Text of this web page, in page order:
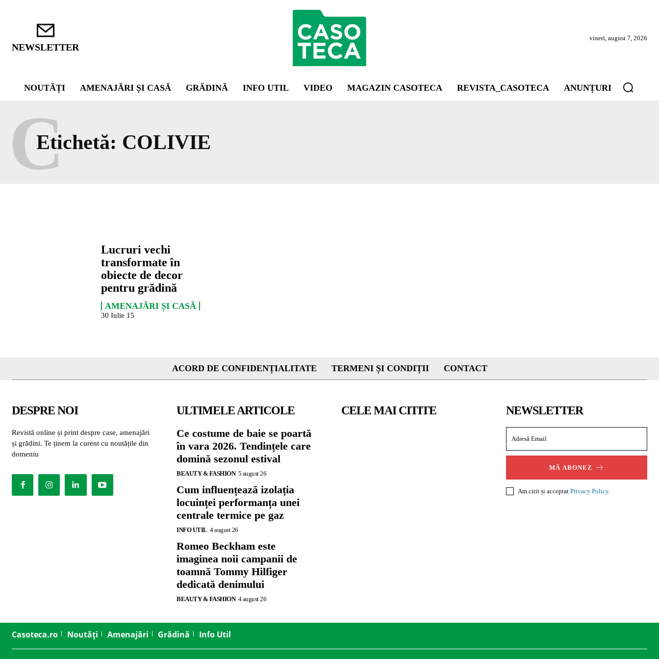
NEWSLETTER
vineri, august 7, 2026
NOUTĂȚI AMENAJĂRI ȘI CASĂ GRĂDINĂ INFO UTIL VIDEO MAGAZIN CASOTECA REVISTA_CASOTECA ANUNȚURI
Etichetă: COLIVIE
C
Lucruri vechi
transformate în
obiecte de decor
pentru grădină
AMENAJĂRI ȘI CASĂ
30 Iulie 15
ACORD DE CONFIDENȚIALITATE TERMENI ȘI CONDIȚII CONTACT
DESPRE NOI
Revistă online și print despre case, amenajări
și grădini. Te ținem la curent cu noutățile din
domeniu
ULTIMELE ARTICOLE
Ce costume de baie se poartă
în vara 2026. Tendințele care
domină sezonul estival
BEAUTY & FASHION 5 august 26
Cum influențează izolația
locuinței performanța unei
centrale termice pe gaz
INFO UTIL 4 august 26
Romeo Beckham este
imaginea noii campanii de
toamnă Tommy Hilfiger
dedicată denimului
BEAUTY & FASHION 4 august 26
CELE MAI CITITE NEWSLETTER
MĂ ABONEZ
Am citit și acceptat Privacy Policy.
Casoteca.ro Noutăți Amenajări Grădină Info Util